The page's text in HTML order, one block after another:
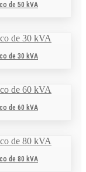
de 50 kVA
de 30 kVA
de 60 kVA
de 80 kVA